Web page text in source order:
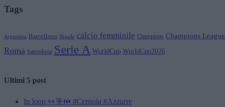
Tags
Argentina Barcellona Brasile calcio femminile Champions Champions League
Roma Sampdoria Serie A WorldCup WorldCup2026
Ultimi 5 post
In loop 👀🎯⏮️ #Cernoia #Azzurre